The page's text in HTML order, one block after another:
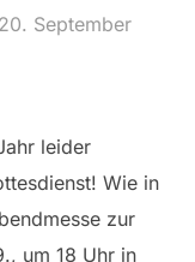
Veröffentlicht
20. September
leider
Wie in
zur
um 18 Uhr in